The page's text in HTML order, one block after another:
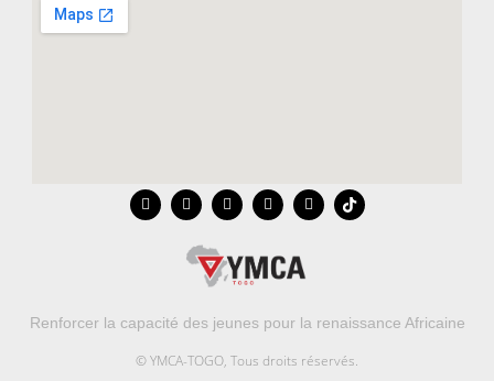
Renforcer la capacité des jeunes pour la renaissance Africaine
© YMCA-TOGO, Tous droits réservés.